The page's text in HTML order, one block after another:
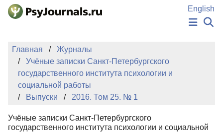
Перейти к основному содержанию
English
НОВОСТИ
ИЗДАНИЯ
ПОДАТЬ РУКОПИСЬ
БАЗА ЗНАНИЙ
КЛЮЧЕВЫЕ СЛОВА
Главная
Журналы
Учёные записки Санкт-Петербургского
государственного института психологии и
социальной работы
Выпуски
2016. Том 25. № 1
Учёные записки Санкт-Петербургского
государственного института психологии и социальной